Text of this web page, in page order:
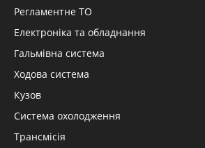
Регламентне ТО
Електроніка та обладнання
Гальмівна система
Ходова система
Кузов
Система охолодження
Трансмісія